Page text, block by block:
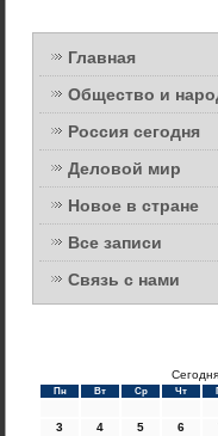
Главная
Общество и
Россия сегодня
Деловой мир
Новое в стране
Все записи
Связь с нами
Пн Вт Ср Чт
3
4 5 6